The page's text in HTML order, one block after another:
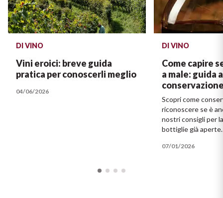
DI VINO
Vini eroici: breve guida
pratica per conoscerli meglio
04/06/2026
DI VINO
Come capire
a male: guida
Scopri come
riconoscere se è
nostri consigli per
bottiglie già aperte.
07/01/2026